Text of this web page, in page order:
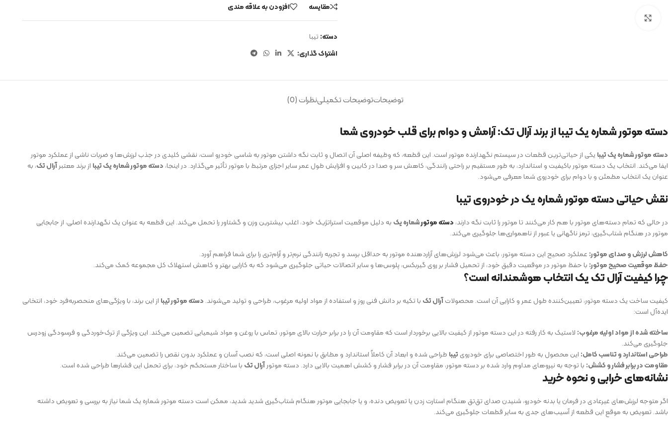
مقایسه افزودن به علاقه مندی
دسته: تیبا
اشتراک گذاری:
توضیحاتتوضیحات تکمیلینظرات (0)
دسته موتور شماره یک تیبا از برند آرال تک: آرامش و دوام برای قلب خودروی شما
دسته موتور شماره یک تیبا یکی از حیاتی‌ترین قطعات در سیستم نگهدارنده موتور است. این قطعه، که وظیفه اصلی آن اتصال و ثابت نگه داشتن موتور به شاسی خودرو است، نقشی کلیدی در جذب لرزش‌ها و ضربات ناشی از عملکرد موتور
ایفا می‌کند. انتخاب یک دسته موتور باکیفیت و استاندارد، به طور مستقیم بر راحتی رانندگی، کاهش سر و صدا در کابین و افزایش طول عمر سایر اجزای مرتبط با موتور تأثیر می‌گذارد. در اینجا، دسته موتور شماره یک تیبا از برند معتبرآرال تک، به
عنوان یک انتخاب مطمئن و با دوام برای خودروی شما معرفی می‌شود.
نقش حیاتی دسته موتور شماره یک در خودروی تیبا
در حالی که تمام دسته‌های موتور با هم کار می‌کنند تا موتور را ثابت نگه دارند، دسته موتورشماره یک به دلیل موقعیت استراتژیک خود، اغلب بیشترین وزن و گشتاور را تحمل می‌کند. این قطعه به عنوان یک نگهدارنده اصلی، از جابجایی
موتور در هنگام شتاب‌گیری، ترمز ناگهانی یا عبور از ناهمواری‌ها جلوگیری می‌کند.
کاهش لرزش و صدای موتور: عملکرد صحیح این دسته موتور، باعث می‌شود لرزش‌های آزاردهنده موتور به حداقل برسد و تجربه رانندگی نرم‌تر و آرام‌تری را برای شما فراهم آورد.
حفظ موقعیت صحیح موتور: با حفظ موتور در موقعیت دقیق خود، از تحمیل فشار بر روی گیربکس، پلوس‌ها و سایر اتصالات حیاتی جلوگیری می‌شود که به کارایی بهتر و کاهش استهلاک کل مجموعه کمک می‌کند.
چرا کیفیت آرال تک یک انتخاب هوشمندانه است؟
کیفیت ساخت یک دسته موتور، تعیین‌کننده طول عمر و کارایی آن است. محصولاتآرال تک با تکیه بر دانش فنی روز و استفاده از مواد اولیه مرغوب، طراحی و تولید می‌شوند. دسته موتور تیبا از این برند، با ویژگی‌های منحصربه‌فرد خود، انتخابی
ایده‌آل است:
ساخته شده از مواد اولیه مرغوب: لاستیک به کار رفته در این دسته موتور از کیفیت بالایی برخوردار است که مقاومت آن را در برابر حرارت بالای موتور، تماس با روغن و مواد شیمیایی تضمین می‌کند. این ویژگی از ترک‌خوردگی و فرسودگی زودرس
جلوگیری می‌کند.
طراحی استاندارد و تناسب کامل: این محصول به طور اختصاصی برای خودروی تیبا طراحی شده و ابعاد آن کاملاً استاندارد و مطابق با نمونه اصلی است، که نصب آسان و عملکرد بدون نقص را تضمین می‌کند.
مقاومت در برابر فشار و کشش: با توجه به نیروهای مداوم وارد شده بر دسته موتور، مقاومت آن در برابر فشار و کشش اهمیت بالایی دارد. دسته موتورآرال تک با ساختار مستحکم خود، برای تحمل این فشارها طراحی شده است.
نشانه‌های خرابی و نحوه خرید
اگر متوجه لرزش‌های غیرعادی در فرمان یا بدنه خودرو، شنیدن صدای تق‌تق هنگام استارت زدن یا تعویض دنده، و یا جابجایی موتور هنگام شتاب‌گیری شدید شدید، ممکن است دسته موتور شماره یک شما نیاز به بررسی و تعویض داشته
باشد. تعویض به موقع این قطعه از آسیب‌های جدی به سایر قطعات جلوگیری می‌کند.